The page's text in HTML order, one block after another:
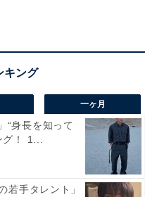
一ヶ月
“身長を知って
！ 1...
若手タレント」